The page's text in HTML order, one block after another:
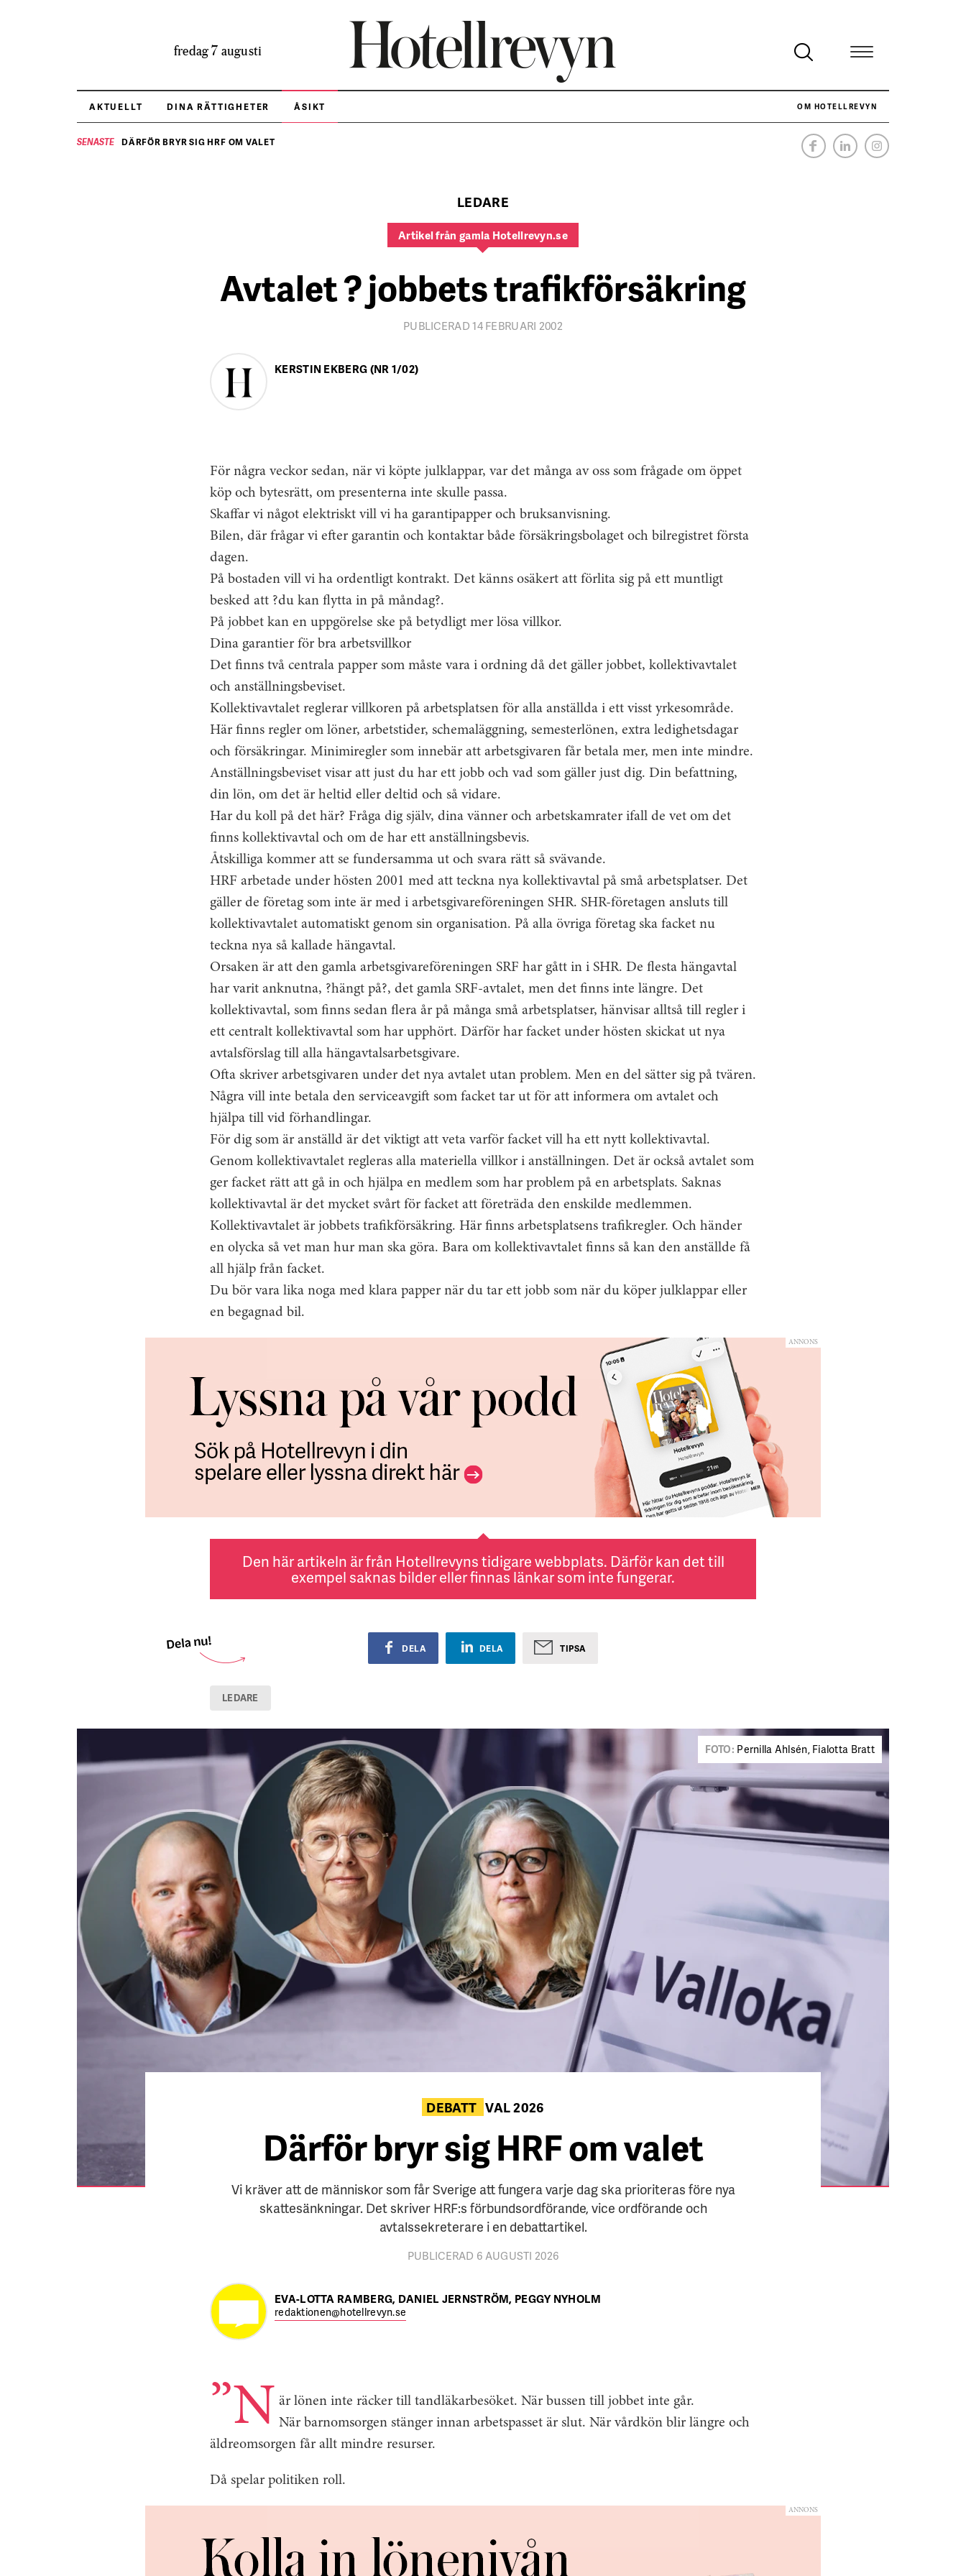
fredag 7 augusti
AKTUELLT DINA RÄTTIGHETER ÅSIKT OM HOTELLREVYN
SENASTE DÄRFÖR BRYR SIG HRF OM VALET NÄR HOTELLREVYN SLOG SVENSKT REKORD I SIMPELHET
LEDARE
Artikel från gamla Hotellrevyn.se
Avtalet ? jobbets trafikförsäkring
PUBLICERAD 14 FEBRUARI 2002
KERSTIN EKBERG (NR 1/02)
För några veckor sedan, när vi köpte julklappar, var det många av oss som frågade om öppet
köp och bytesrätt, om presenterna inte skulle passa.
Skaffar vi något elektriskt vill vi ha garantipapper och bruksanvisning.
Bilen, där frågar vi efter garantin och kontaktar både försäkringsbolaget och bilregistret första
dagen.
På bostaden vill vi ha ordentligt kontrakt. Det känns osäkert att förlita sig på ett muntligt
besked att ?du kan flytta in på måndag?.
På jobbet kan en uppgörelse ske på betydligt mer lösa villkor.
Dina garantier för bra arbetsvillkor
Det finns två centrala papper som måste vara i ordning då det gäller jobbet, kollektivavtalet
och anställningsbeviset.
Kollektivavtalet reglerar villkoren på arbetsplatsen för alla anställda i ett visst yrkesområde.
Här finns regler om löner, arbetstider, schemaläggning, semesterlönen, extra ledighetsdagar
och försäkringar. Minimiregler som innebär att arbetsgivaren får betala mer, men inte mindre.
Anställningsbeviset visar att just du har ett jobb och vad som gäller just dig. Din befattning,
din lön, om det är heltid eller deltid och så vidare.
Har du koll på det här? Fråga dig själv, dina vänner och arbetskamrater ifall de vet om det
finns kollektivavtal och om de har ett anställningsbevis.
Åtskilliga kommer att se fundersamma ut och svara rätt så svävande.
HRF arbetade under hösten 2001 med att teckna nya kollektivavtal på små arbetsplatser. Det
gäller de företag som inte är med i arbetsgivareföreningen SHR. SHR-företagen ansluts till
kollektivavtalet automatiskt genom sin organisation. På alla övriga företag ska facket nu
teckna nya så kallade hängavtal.
Orsaken är att den gamla arbetsgivareföreningen SRF har gått in i SHR. De flesta hängavtal
har varit anknutna, ?hängt på?, det gamla SRF-avtalet, men det finns inte längre. Det
kollektivavtal, som finns sedan flera år på många små arbetsplatser, hänvisar alltså till regler i
ett centralt kollektivavtal som har upphört. Därför har facket under hösten skickat ut nya
avtalsförslag till alla hängavtalsarbetsgivare.
Ofta skriver arbetsgivaren under det nya avtalet utan problem. Men en del sätter sig på tvären.
Några vill inte betala den serviceavgift som facket tar ut för att informera om avtalet och
hjälpa till vid förhandlingar.
För dig som är anställd är det viktigt att veta varför facket vill ha ett nytt kollektivavtal.
Genom kollektivavtalet regleras alla materiella villkor i anställningen. Det är också avtalet som
ger facket rätt att gå in och hjälpa en medlem som har problem på en arbetsplats. Saknas
kollektivavtal är det mycket svårt för facket att företräda den enskilde medlemmen.
Kollektivavtalet är jobbets trafikförsäkring. Här finns arbetsplatsens trafikregler. Och händer
en olycka så vet man hur man ska göra. Bara om kollektivavtalet finns så kan den anställde få
all hjälp från facket.
Du bör vara lika noga med klara papper när du tar ett jobb som när du köper julklappar eller
en begagnad bil.
ANNONS
Den här artikeln är från Hotellrevyns tidigare webbplats. Därför kan det till
exempel saknas bilder eller finnas länkar som inte fungerar.
DELA DELA TIPSA
LEDARE
FOTO: Pernilla Ahlsén, Fialotta Bratt
DEBATT VAL 2026
Därför bryr sig HRF om valet
Vi kräver att de människor som får Sverige att fungera varje dag ska prioriteras före nya
skattesänkningar. Det skriver HRF:s förbundsordförande, vice ordförande och
avtalssekreterare i en debattartikel.
PUBLICERAD 6 AUGUSTI 2026
EVA-LOTTA RAMBERG, DANIEL JERNSTRÖM, PEGGY NYHOLM
redaktionen@hotellrevyn.se
”N
är lönen inte räcker till tandläkarbesöket. När bussen till jobbet inte går.
När barnomsorgen stänger innan arbetspasset är slut. När vårdkön blir längre och
äldreomsorgen får allt mindre resurser.
Då spelar politiken roll.
ANNONS